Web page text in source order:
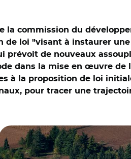
la commission du
de loi "visant à instaurer
prévoit de nouveaux
dans la mise en œuvre de
à la proposition de loi
pour tracer une